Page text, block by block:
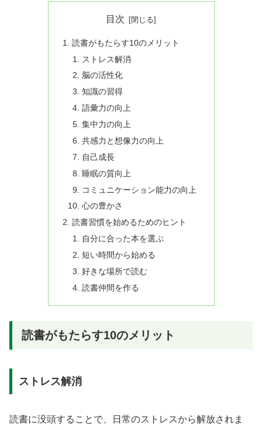
目次
読書がもたらす10のメリット
ストレス解消
脳の活性化
知識の習得
語彙力の向上
集中力の向上
共感力と想像力の向上
自己成長
睡眠の質向上
コミュニケーション能力の向上
心の豊かさ
読書習慣を始めるためのヒント
自分に合った本を選ぶ
短い時間から始める
好きな場所で読む
読書仲間を作る
読書がもたらす10のメリット
ストレス解消
読書に没頭することで、日常のストレスから解放されま